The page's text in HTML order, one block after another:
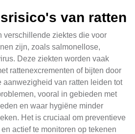
van ratten
verschillende ziektes die voor
zijn, zoals salmonellose,
Deze ziekten worden vaak
rattenexcrementen of bijten door
aanwezigheid van ratten leiden tot
vooral in gebieden met
en waar hygiëne minder
Het is cruciaal om preventieve
actief te monitoren op tekenen